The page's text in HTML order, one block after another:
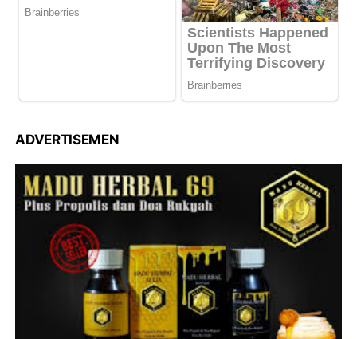
ADVERTISEMEN